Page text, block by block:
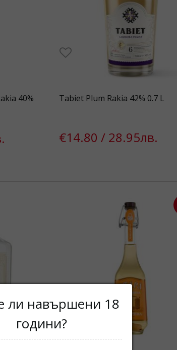
40%
Tabiet Plum Rakia 42% 0.7 L
€14.80 / 28.95лв.
ли навършени 18
години?